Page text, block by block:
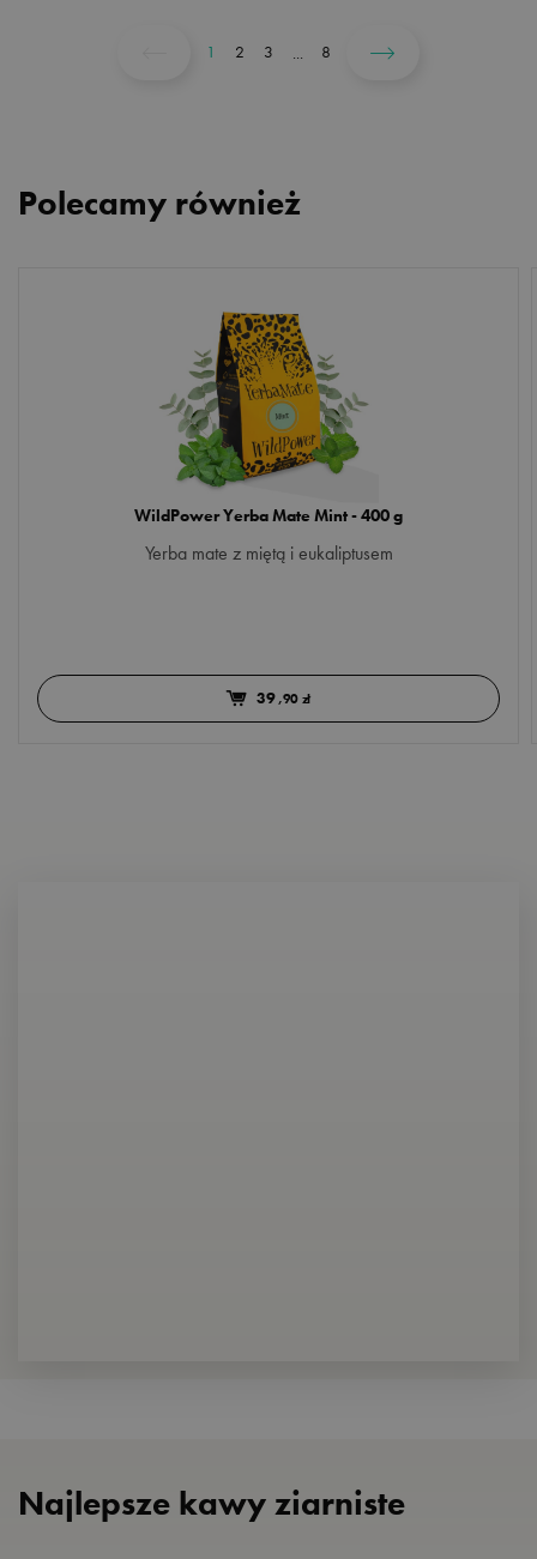
1 2 3 ... 8
Polecamy również
WildPower Yerba Mate Mint - 400 g
Yerba mate z miętą i eukaliptusem
39,90 zł
Najlepsze kawy ziarniste